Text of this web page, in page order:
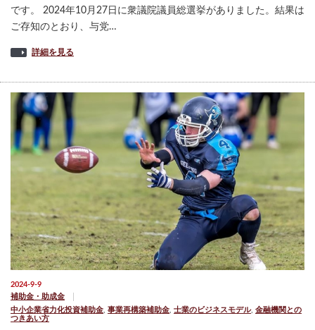
です。 2024年10月27日に衆議院議員総選挙がありました。結果は
ご存知のとおり、与党…
詳細を見る
2024-9-9
補助金・助成金
中小企業省力化投資補助金 事業再構築補助金 士業のビジネスモデル, 金融機関との
つきあい方